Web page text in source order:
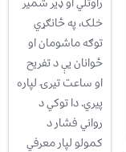
خلک، په ځانګړي
توګه ماشومان او
ځوانان یې د تفریح
او ساعت تیرۍ لپاره
پيري. دا توکي د
رواني فشار د
کمولو لپار معرفي